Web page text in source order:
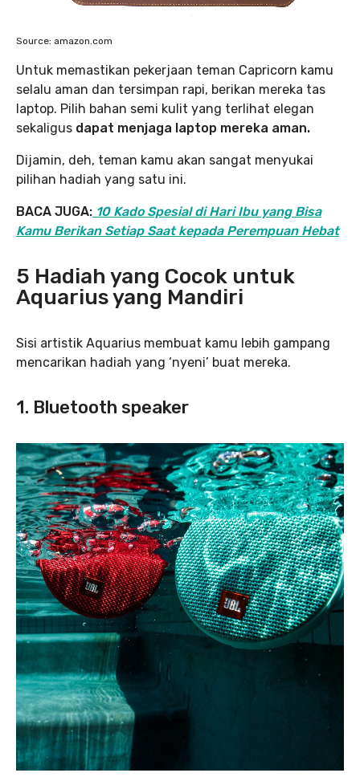
Source: amazon.com
Untuk memastikan pekerjaan teman Capricorn kamu
selalu aman dan tersimpan rapi, berikan mereka tas
laptop. Pilih bahan semi kulit yang terlihat elegan
sekaligus dapat menjaga laptop mereka aman.
Dijamin, deh, teman kamu akan sangat menyukai
pilihan hadiah yang satu ini.
BACA JUGA: 10 Kado Spesial di Hari Ibu yang Bisa
Kamu Berikan Setiap Saat kepada Perempuan Hebat
5 Hadiah yang Cocok untuk
Aquarius yang Mandiri
Sisi artistik Aquarius membuat kamu lebih gampang
mencarikan hadiah yang ‘nyeni’ buat mereka.
1. Bluetooth speaker